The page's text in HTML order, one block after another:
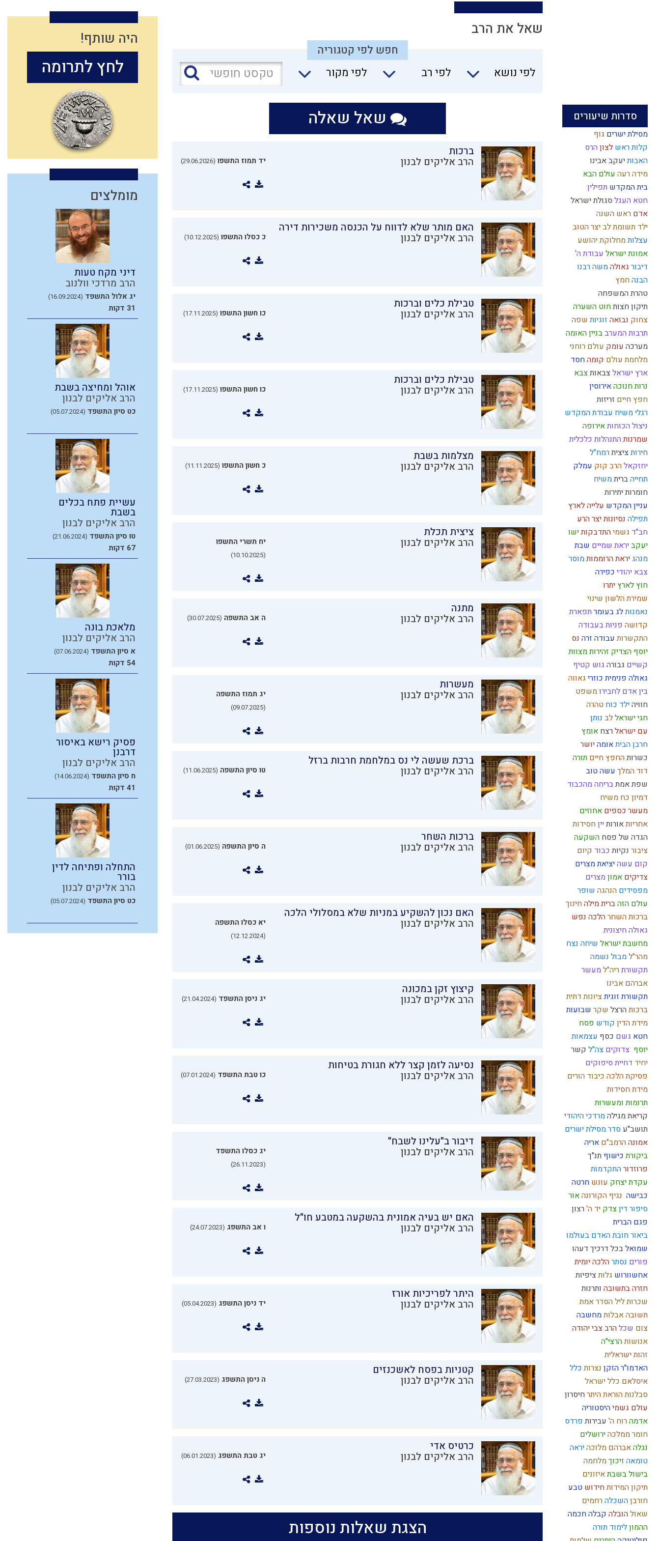
סדרות שיעורים
מסילת ישרים גוף
קלות ראש לצון הרס
האבותיעקב אבינו
מידה רעה עולם הבא
בית המקדש תפילין
חטא העגלסגולת ישראל
אדם ראש השנה
ילד תשומת לביצר הטוב
עצלותמחלוקתיהושע
אמונת ישראל עבודת ה'
דיבור גאולהמשה רבנו
הבנהחמץ
טהרת המשפחה
תיקון חצותחוט השערה
צחוק נבואה זוגיותשפה
תרבות המערבבניין האומה
מערכה עומק עולם רוחני
מלחמת עולם קומהחסד
ארץ ישראלצבאותצבא
נרות חנוכהאירוסין
חפץ חיים זריזות
רגלי משיח עבודת המקדש
ניצול הכוחותאירופה
שמרנותהתנהלות כלכלית
חירותציציתרמח"ל
יחזקאלהרב קוק עמלק
תחייהבריתמשיח
חומרות יתירות
עניין המקדש עלייה לארץ
תפילה נסיונותיצר הרע
חב"ד גשמיהתדבקותישו
יעקביראת שמיים שבת
מנהגיראת הרוממותמוסר
צבא יהודי כפירה
חוץ לארץיתרו
שמירת הלשון שינוי
נאמנותלג בעומר תפארת
קדושה פניות בעבודה
התקשרותעבודה זרה נס
יוסף הצדיק זהירותמצוות
קשיים גבורה גוש קטיף
גאולה פנימיתכוזרי גאווה
בין אדם לחבירומשפט
חוויהילד כוח טהרה
חגי ישראללב נותן
עם ישראלרצח אומץ
חרבן הביתאומהיושר
כשרותהחפץ חיים תורה
דוד המלך עשה טוב
שפת אמתבריחה מהכבוד
דמיון כח משיח
מעשר כספים אחוזים
אחריותאורותייןחסידות
הגדה של פסח השקעה
ציבור נקיותכבוד קיום
קום עשהיציאת מצרים
צדיקים אמוןמצרים
מפסידים הנהגה שופר
עולם הזהברית מילהחינוך
ברכות השחרהלכה נפש
גאולה חיצונית
מחשבת ישראל שיחה נצח
מהר"למבול נשמה
תקשורתריה"למעשר
אברהם אבינו
תקשורת זוגיתציונות דתית
ברכותהרצל שקר שבועות
מידת הדין קודש פסח
חטא גשם כסף עצמאות
יוסף צדוקים צה"ל קשר
יחיד דחיית סיפוקים
פסיקת הלכה כיבוד הורים
מידת חסידות
תרומות ומעשרות
קריאת מגילהמרדכי היהודי
תושב"ע סדר מסילת ישרים
אמונההרמב"ם אריה
ביקורתכישוף תנ"ך
פרוזדורהתקדמות
עקדת יצחק עונש חרטה
כבישה נגיף הקורונהאור
סיפור דיןצדק יד ה'רצון
פגם הברית
ביאור חובת האדם בעולמו
שמואלבכל דרכיך דעהו
פורים נסתרהלכה יומית
אחשוורוש גלותציפיות
חזרה בתשובה ותרנות
שכרותליל הסדראמת
תשובהאבלותמחשבה
צום שכלהרב צבי יהודה
אנושותהרצי"ה
זהות ישראלית
האדמו"ר הזקן נצרותכלל
איסלאם כלל ישראל
סבלנותהוראת היתרחיסרון
עולם גשמיהיסטוריה
אדמהרוח ה' עבירותפרדס
חומרממלכהירושלים
נגלהאברהם מלוכהיראה
טומאה זיכוךמלחמה
בישול בשבתאיזונים
תיקון המידותחידוש טבע
חורבןהשכלהרחמים
שאולהובלה קבלהחכמה
ההמוןלימוד תורה
שאל את הרב
חפש לפי קטגוריה
לפי נושא
לפי רב לפי מקור
שאל שאלה
ברכות
הרב אליקים לבנון יד תמוז התשפו (29.06.2026)
האם מותר שלא לדווח על הכנסה משכירות דירה
הרב אליקים לבנון כ כסלו התשפו (10.12.2025)
טבילת כלים וברכות
הרב אליקים לבנון כו חשון התשפו (17.11.2025)
טבילת כלים וברכות
הרב אליקים לבנון כו חשון התשפו (17.11.2025)
מצלמות בשבת
הרב אליקים לבנון כ חשון התשפו (11.11.2025)
ציצית תכלת
הרב אליקים לבנון יח תשרי התשפו
(10.10.2025)
מתנה
הרב אליקים לבנון ה אב התשפה (30.07.2025)
מעשרות
הרב אליקים לבנון יג תמוז התשפה
(09.07.2025)
ברכת שעשה לי נס במלחמת חרבות ברזל
הרב אליקים לבנון טו סיון התשפה (11.06.2025)
ברכות השחר
הרב אליקים לבנון ה סיון התשפה (01.06.2025)
האם נכון להשקיע במניות שלא במסלולי הלכה
הרב אליקים לבנון יא כסלו התשפה
(12.12.2024)
קיצוץ זקן במכונה
הרב אליקים לבנון יג ניסן התשפד (21.04.2024)
נסיעה לזמן קצר ללא חגורת בטיחות
הרב אליקים לבנון כו טבת התשפד (07.01.2024)
דיבור ב"עלינו לשבח"
הרב אליקים לבנון יג כסלו התשפד
(26.11.2023)
האם יש בעיה אמונית בהשקעה במטבע חו"ל
הרב אליקים לבנון ו אב התשפג (24.07.2023)
היתר לפריכיות אורז
הרב אליקים לבנון יד ניסן התשפג (05.04.2023)
קטניות בפסח לאשכנזים
הרב אליקים לבנון ה ניסן התשפג (27.03.2023)
כרטיס אדי
הרב אליקים לבנון יג טבת התשפג (06.01.2023)
הצגת שאלות נוספות
היה שותף!
לחץ לתרומה
מומלצים
דיני מקח טעות
הרב מרדכי וולנוב
יג אלול התשפד (16.09.2024)
31 דקות
אוהל ומחיצה בשבת
הרב אליקים לבנון
כט סיון התשפד (05.07.2024)
עשיית פתח בכלים
בשבת
הרב אליקים לבנון
טו סיון התשפד (21.06.2024)
67 דקות
מלאכת בונה
הרב אליקים לבנון
א סיון התשפד (07.06.2024)
54 דקות
פסיק רישא באיסור
דרבנן
הרב אליקים לבנון
ח סיון התשפד (14.06.2024)
41 דקות
התחלה ופתיחה לדין
בורר
הרב אליקים לבנון
כט סיון התשפד (05.07.2024)